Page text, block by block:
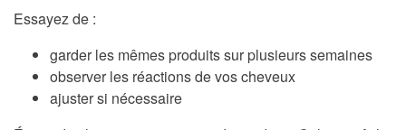
Essayez de :
garder les mêmes produits sur plusieurs semaines
observer les réactions de vos cheveux
ajuster si nécessaire